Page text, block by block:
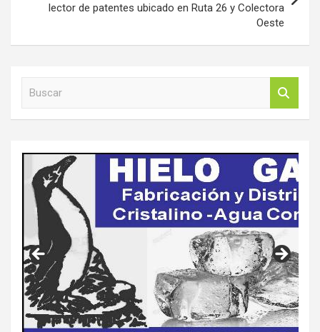
lector de patentes ubicado en Ruta 26 y Colectora
Oeste